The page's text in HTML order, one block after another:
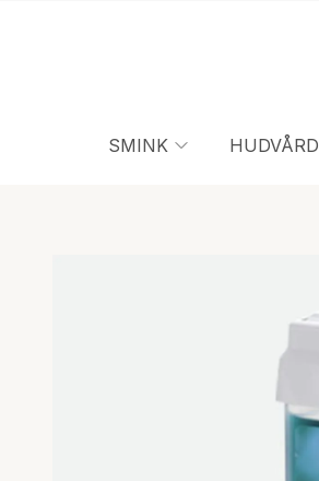
SMINK HUDVÅRD